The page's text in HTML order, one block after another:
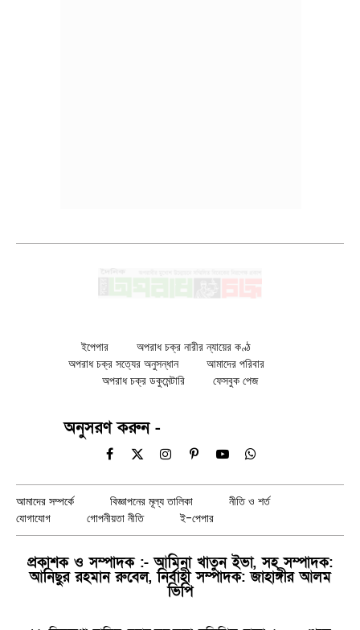
ইপেপার
অপরাধ চক্র নারীর ন্যায়ের কণ্ঠ
অপরাধ চক্র সত্যের অনুসন্ধান
আমাদের পরিবার
অপরাধ চক্র ডকুমেন্টারি
ফেসবুক পেজ
অনুসরণ করুন -
Facebook
X
InstagramPinterestYouTubeWhatsApp
আমাদের সম্পর্কে বিজ্ঞাপনের মূল্য তালিকা
নীতি ও শর্ত
যোগাযোগ
গোপনীয়তা নীতি ই-পেপার
প্রকাশক ও সম্পাদক :- আমিনা খাতুন ইভা, সহ সম্পাদক:
আনিছুর রহমান রুবেল, নির্বাহী সম্পাদক: জাহাঙ্গীর আলম
ভিপি